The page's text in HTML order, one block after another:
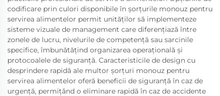
codificare prin culori disponibile în șorțurile monouz pentru
servirea alimentelor permit unităților să implementeze
sisteme vizuale de management care diferențiază între
zonele de lucru, nivelurile de competență sau sarcinile
specifice, îmbunătățind organizarea operațională și
protocoalele de siguranță. Caracteristicile de design cu
desprindere rapidă ale multor șorțuri monouz pentru
servirea alimentelor oferă beneficii de siguranță în caz de
urgență, permițând o eliminare rapidă în caz de accidente